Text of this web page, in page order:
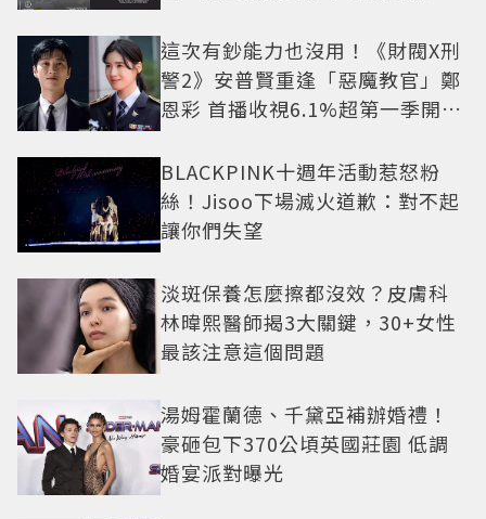
這次有鈔能力也沒用！《財閥X刑
警2》安普賢重逢「惡魔教官」鄭
恩彩 首播收視6.1%超第一季開紅
BLACKPINK十週年活動惹怒粉
絲！Jisoo下場滅火道歉：對不起
讓你們失望
淡斑保養怎麼擦都沒效？皮膚科
林暐熙醫師揭3大關鍵，30+女性
最該注意這個問題
湯姆霍蘭德、千黛亞補辦婚禮！
豪砸包下370公頃英國莊園 低調
婚宴派對曝光